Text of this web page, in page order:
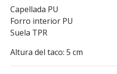
Capellada PU
Forro interior PU
Suela TPR
Altura del taco: 5 cm